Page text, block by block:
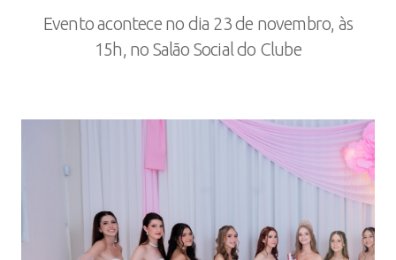
Evento acontece no dia 23 de novembro, às
15h, no Salão Social do Clube